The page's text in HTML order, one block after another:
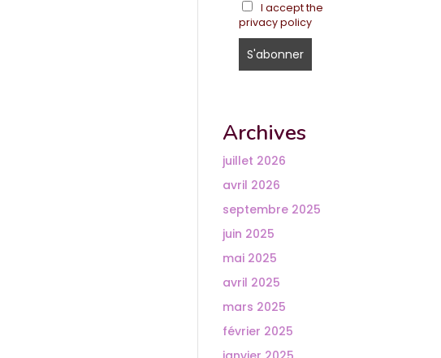
I accept the
privacy policy
Archives
juillet 2026
avril 2026
septembre 2025
juin 2025
mai 2025
avril 2025
mars 2025
février 2025